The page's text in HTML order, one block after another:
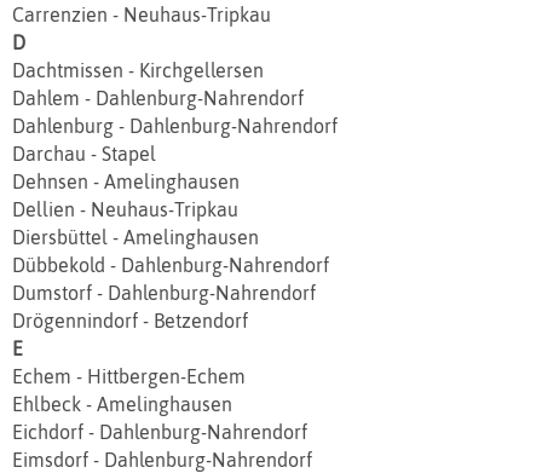
Carrenzien - Neuhaus-Tripkau
D
Dachtmissen - Kirchgellersen
Dahlem - Dahlenburg-Nahrendorf
Dahlenburg - Dahlenburg-Nahrendorf
Darchau - Stapel
Dehnsen - Amelinghausen
Dellien - Neuhaus-Tripkau
Diersbüttel - Amelinghausen
Dübbekold - Dahlenburg-Nahrendorf
Dumstorf - Dahlenburg-Nahrendorf
Drögennindorf - Betzendorf
E
Echem - Hittbergen‐Echem
Ehlbeck - Amelinghausen
Eichdorf - Dahlenburg-Nahrendorf
Eimsdorf - Dahlenburg-Nahrendorf